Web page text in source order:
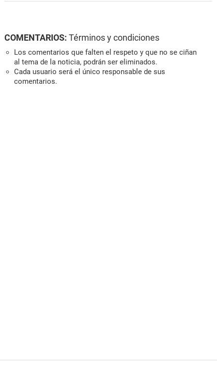
COMENTARIOS: Términos y condiciones
Los comentarios que falten el respeto y que no se ciñan
al tema de la noticia, podrán ser eliminados.
Cada usuario será el único responsable de sus
comentarios.